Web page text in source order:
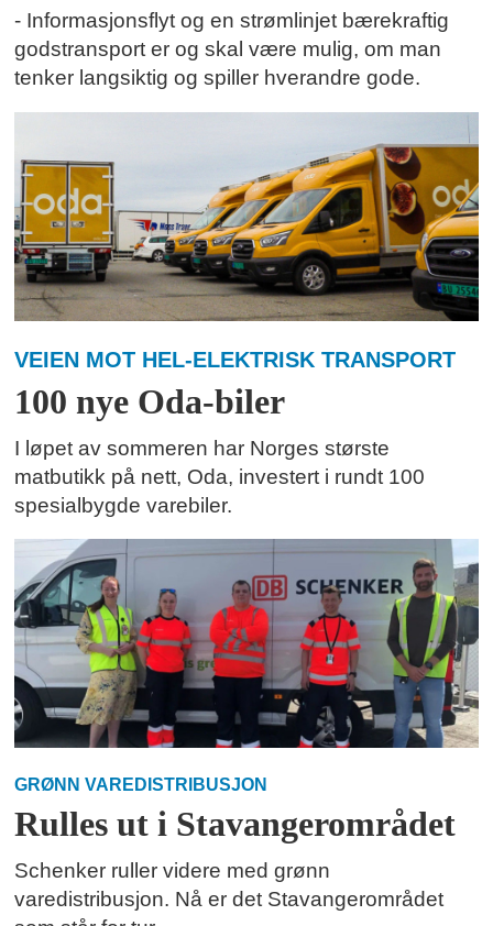
- Informasjonsflyt og en strømlinjet bærekraftig
godstransport er og skal være mulig, om man
tenker langsiktig og spiller hverandre gode.
VEIEN MOT HEL-ELEKTRISK TRANSPORT
100 nye Oda-biler
I løpet av sommeren har Norges største
matbutikk på nett, Oda, investert i rundt 100
spesialbygde varebiler.
GRØNN VAREDISTRIBUSJON
Rulles ut i Stavangerområdet
Schenker ruller videre med grønn
varedistribusjon. Nå er det Stavangerområdet